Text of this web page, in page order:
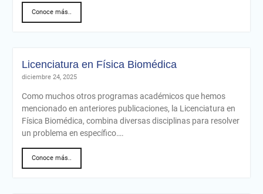
Conoce más..
Licenciatura en Física Biomédica
diciembre 24, 2025
Como muchos otros programas académicos que hemos
mencionado en anteriores publicaciones, la Licenciatura en
Física Biomédica, combina diversas disciplinas para resolver
un problema en específico….
Conoce más..